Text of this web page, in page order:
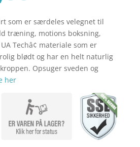
var:
kr.
pris
er:
kr.
som er særdeles velegnet til
træning, motions boksning,
Techâ¢ materiale som er
blødt og har en helt naturlig
Opsuger sveden og
her